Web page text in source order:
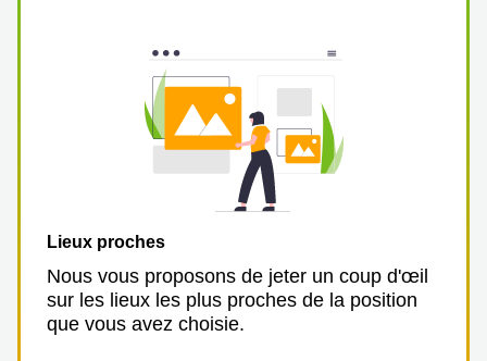
Lieux proches
Nous vous proposons de jeter un coup d'œil
sur les lieux les plus proches de la position
que vous avez choisie.